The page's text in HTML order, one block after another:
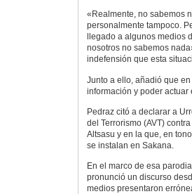
«Realmente, no sabemos
personalmente tampoco.
llegado a algunos medios
nosotros no sabemos
indefensión que esta
Junto a ello, añadió que
información y poder actuar
Pedraz citó a declarar a
del Terrorismo (AVT)
Altsasu y en la que, en
se instalan en Sakana.
En el marco de esa
pronunció un discurso
medios presentaron